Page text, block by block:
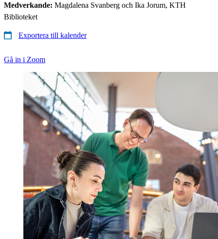
Medverkande: Magdalena Svanberg och Ika Jorum, KTH
Biblioteket
Exportera till kalender
Gå in i Zoom